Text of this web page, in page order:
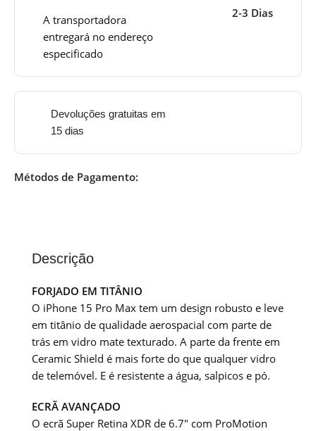
A transportadora
entregará no endereço
especificado
2-3 Dias
Devoluções gratuitas em
15 dias
Métodos de Pagamento:
Descrição
FORJADO EM TITÂNIO
O iPhone 15 Pro Max tem um design robusto e leve
em titânio de qualidade aerospacial com parte de
trás em vidro mate texturado. A parte da frente em
Ceramic Shield é mais forte do que qualquer vidro
de telemóvel. E é resistente a água, salpicos e pó.
ECRÃ AVANÇADO
O ecrã Super Retina XDR de 6.7″ com ProMotion